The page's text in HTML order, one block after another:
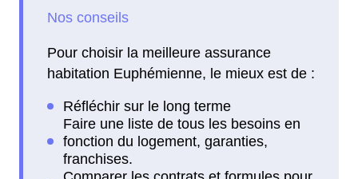
Pour choisir la meilleure assurance
habitation Euphémienne, le mieux est de :